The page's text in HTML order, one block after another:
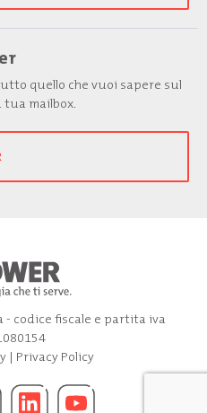
quello che vuoi sapere sul
mailbox.
- codice fiscale e partita iva
| Privacy Policy